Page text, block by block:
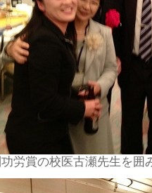
労賞の校医古瀬先生を囲